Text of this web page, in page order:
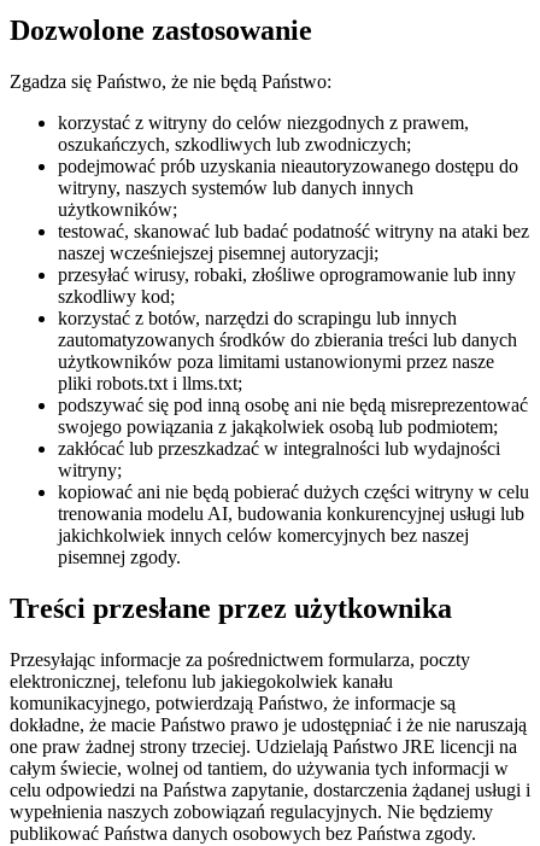
Dozwolone zastosowanie
Zgadza się Państwo, że nie będą Państwo:
korzystać z witryny do celów niezgodnych z prawem,
oszukańczych, szkodliwych lub zwodniczych;
podejmować prób uzyskania nieautoryzowanego dostępu do
witryny, naszych systemów lub danych innych
użytkowników;
testować, skanować lub badać podatność witryny na ataki bez
naszej wcześniejszej pisemnej autoryzacji;
przesyłać wirusy, robaki, złośliwe oprogramowanie lub inny
szkodliwy kod;
korzystać z botów, narzędzi do scrapingu lub innych
zautomatyzowanych środków do zbierania treści lub danych
użytkowników poza limitami ustanowionymi przez nasze
pliki robots.txt i llms.txt;
podszywać się pod inną osobę ani nie będą misreprezentować
swojego powiązania z jakąkolwiek osobą lub podmiotem;
zakłócać lub przeszkadzać w integralności lub wydajności
witryny;
kopiować ani nie będą pobierać dużych części witryny w celu
trenowania modelu AI, budowania konkurencyjnej usługi lub
jakichkolwiek innych celów komercyjnych bez naszej
pisemnej zgody.
Treści przesłane przez użytkownika
Przesyłając informacje za pośrednictwem formularza, poczty
elektronicznej, telefonu lub jakiegokolwiek kanału
komunikacyjnego, potwierdzają Państwo, że informacje są
dokładne, że macie Państwo prawo je udostępniać i że nie naruszają
one praw żadnej strony trzeciej. Udzielają Państwo JRE licencji na
całym świecie, wolnej od tantiem, do używania tych informacji w
celu odpowiedzi na Państwa zapytanie, dostarczenia żądanej usługi i
wypełnienia naszych zobowiązań regulacyjnych. Nie będziemy
publikować Państwa danych osobowych bez Państwa zgody.